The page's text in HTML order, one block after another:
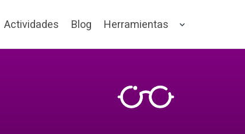
Actividades Blog Herramientas